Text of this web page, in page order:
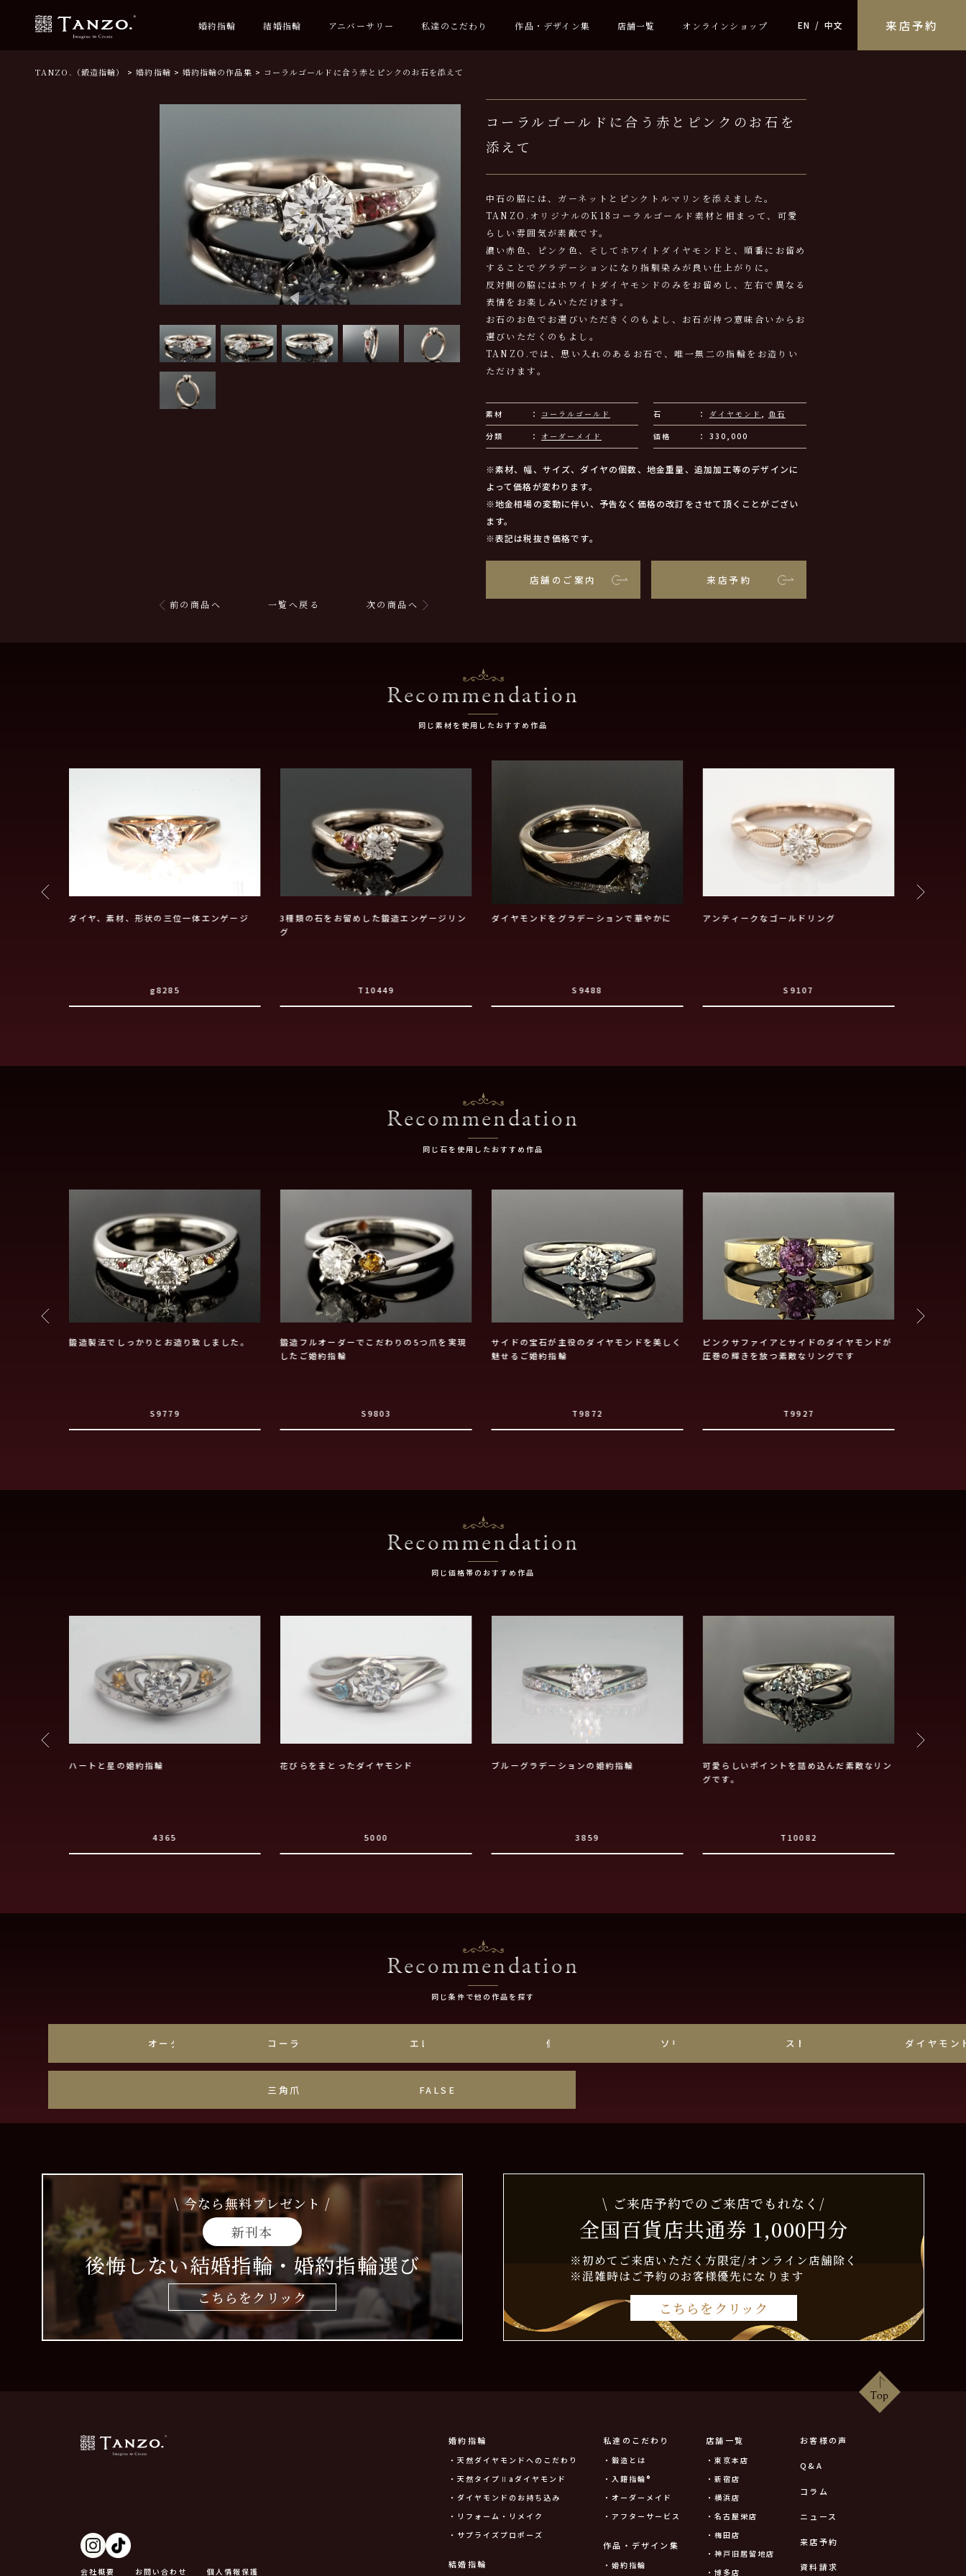
来店予約
婚約指輪 結婚指輪 アニバーサリー 私達のこだわり 作品・デザイン集 店舗一覧 オンラインショップ EN 中文
TANZO.（鍛造指輪） 婚約指輪 婚約指輪の作品集 コーラルゴールドに合う赤とピンクのお石を添えて
コーラルゴールドに合う赤とピンクのお石を
添えて
中石の脇には、ガーネットとピンクトルマリンを添えました。
TANZO.オリジナルのK18コーラルゴールド素材と相まって、可愛
らしい雰囲気が素敵です。
濃い赤色、ピンク色、そしてホワイトダイヤモンドと、順番にお留め
することでグラデーションになり指馴染みが良い仕上がりに。
反対側の脇にはホワイトダイヤモンドのみをお留めし、左右で異なる
表情をお楽しみいただけます。
お石のお色でお選びいただきくのもよし、お石が持つ意味合いからお
選びいただくのもよし。
TANZO.では、思い入れのあるお石で、唯一無二の指輪をお造りい
ただけます。
素材 コーラルゴールド 石 ダイヤモンド , 色石
分類 オーダーメイド 価格 330,000
※素材、幅、サイズ、ダイヤの個数、地金重量、追加加工等のデザインに
よって価格が変わります。
※地金相場の変動に伴い、予告なく価格の改訂をさせて頂くことがござい
ます。
※表記は税抜き価格です。
店舗のご案内 来店予約
前の商品へ 一覧へ戻る 次の商品へ
Recommendation
同じ素材を使用したおすすめ作品
ダイヤ、素材、形状の三位一体エンゲージ
g8285
3種類の石をお留めした鍛造エンゲージリン
グ
T10449
ダイヤモンドをグラデーションで華やかに
S9488
アンティークなゴールドリング
S9107
Recommendation
同じ石を使用したおすすめ作品
鍛造製法でしっかりとお造り致しました。
S9779
鍛造フルオーダーでこだわりの5つ爪を実現
したご婚約指輪
S9803
サイドの宝石が主役のダイヤモンドを美しく
魅せるご婚約指輪
T9872
ピンクサファイアとサイドのダイヤモンドが
圧巻の輝きを放つ素敵なリングです
T9927
Recommendation
同じ価格帯のおすすめ作品
ハートと星の婚約指輪
4365
花びらをまとったダイヤモンド
5000
ブルーグラデーションの婚約指輪
3859
可愛らしいポイントを詰め込んだ素敵なリン
グです。
T10082
Recommendation
同じ条件で他の作品を探す
オーダーメイド コーラルゴールド エレガント 個性派 ソリティア ストレート ダイヤモン
三角爪・しずく爪 FALSE
\ 今なら無料プレゼント /
新刊本
後悔しない結婚指輪・婚約指輪選び
こちらをクリック
\ ご来店予約でのご来店でもれなく/
全国百貨店共通券 1,000円分
※初めてご来店いただく方限定/オンライン店舗除く
※混雑時はご予約のお客様優先になります
こちらをクリック
会社概要 お問い合わせ 個人情報保護
婚約指輪
・天然ダイヤモンドへのこだわり
・天然タイプⅡaダイヤモンド
・ダイヤモンドのお持ち込み
・リフォーム・リメイク
・サプライズプロポーズ
結婚指輪
私達のこだわり
・鍛造とは
・入籍指輪®
・オーダーメイド
・アフターサービス
作品・デザイン集
・婚約指輪
店舗一覧
・東京本店
・新宿店
・横浜店
・名古屋栄店
・梅田店
・神戸旧居留地店
・博多店
お客様の声
Q&A
コラム
ニュース
来店予約
資料請求